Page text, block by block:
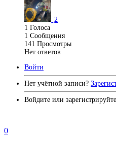
2
1 Голоса
1 Сообщения
141 Просмотры
Нет ответов
Войти
Нет учётной записи?
Войдите или
0